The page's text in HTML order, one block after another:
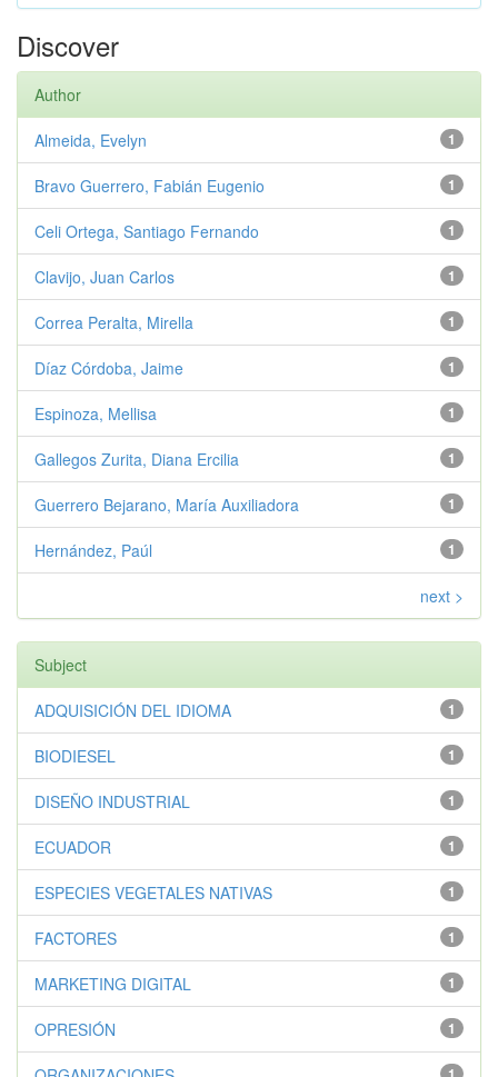
Discover
Author
1
Almeida, Evelyn
1
Bravo Guerrero, Fabián Eugenio
1
Celi Ortega, Santiago Fernando
1
Clavijo, Juan Carlos
1
Correa Peralta, Mirella
1
Díaz Córdoba, Jaime
1
Espinoza, Mellisa
1
Gallegos Zurita, Diana Ercilia
1
Guerrero Bejarano, María Auxiliadora
1
Hernández, Paúl
next >
Subject
1
ADQUISICIÓN DEL IDIOMA
1
BIODIESEL
1
DISEÑO INDUSTRIAL
1
ECUADOR
1
ESPECIES VEGETALES NATIVAS
1
FACTORES
1
MARKETING DIGITAL
1
OPRESIÓN